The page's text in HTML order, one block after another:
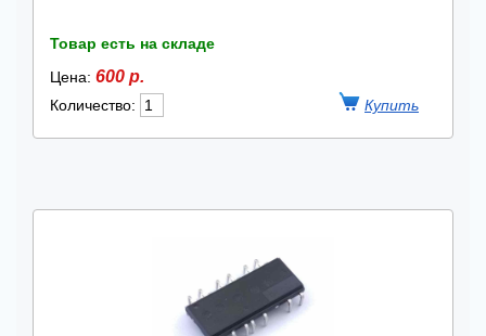
Товар есть на складе
Цена: 600 р.
Количество: